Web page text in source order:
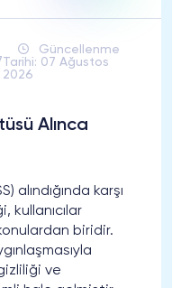
Güncellenme
Tarihi: 07 Ağustos
2026
Alınca
alındığında karşı
biridir.
ve